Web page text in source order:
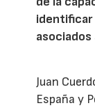
identificar
asociados
Juan
España y